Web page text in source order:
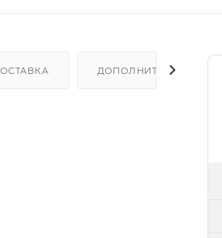
ДОПОЛНИТЕЛЬНО